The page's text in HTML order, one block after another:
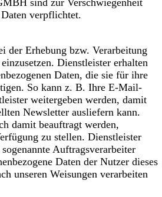
Daten verpflichtet.
der Erhebung bzw. Verarbeitung
Dienstleister erhalten
Daten, die sie für ihre
So kann z. B. Ihre E-Mail-
weitergeben werden, damit
Newsletter ausliefern kann.
damit beauftragt werden,
zu stellen. Dienstleister
Auftragsverarbeiter
Daten der Nutzer dieses
unseren Weisungen verarbeiten